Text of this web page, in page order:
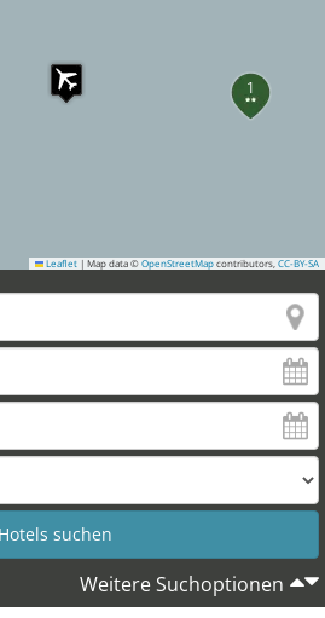
1
Leaflet | Map data © OpenStreetMap contributors, CC-BY-SA
Weitere Suchoptionen